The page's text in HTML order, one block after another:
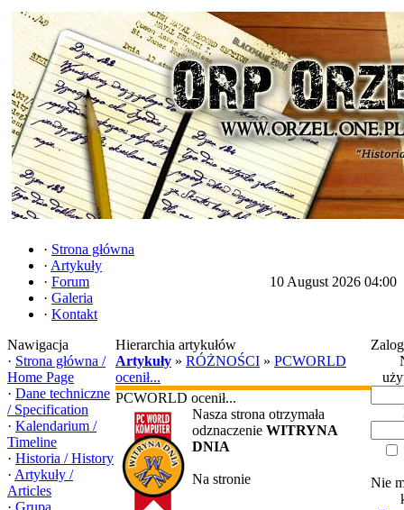
· Strona główna
· Artykuły
· Forum
· Galeria
· Kontakt
10 August 2026 04:00
Nawigacja
· Strona główna /
Home Page
· Dane techniczne
/ Specification
· Kalendarium /
Timeline
· Historia / History
· Artykuły /
Articles
· Grupa
Hierarchia artykułów
Artykuły » RÓŻNOŚCI » PCWORLD
ocenił...
PCWORLD ocenił...
Nasza strona otrzymała
odznaczenie WITRYNA
DNIA
Na stronie
Nie